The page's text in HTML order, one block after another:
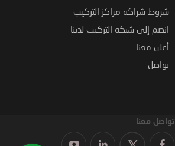
شروط شراكة مراكز التركيب
انضم إلى شبكة التركيب لدينا
أعلن معنا
تواصل
تواصل معنا